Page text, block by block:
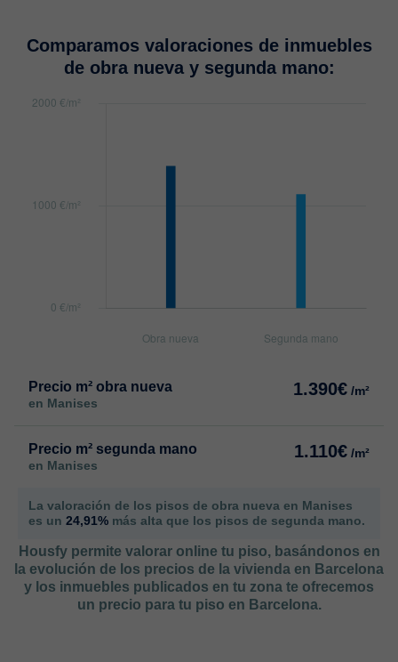
Comparamos valoraciones de inmuebles
de obra nueva y segunda mano:
Precio m² obra nueva
en Manises
1.390€ /m²
Precio m² segunda mano
en Manises
1.110€ /m²
La valoración de los pisos de obra nueva en Manises
es un 24,91% más alta que los pisos de segunda mano.
Housfy permite valorar online tu piso, basándonos en
la evolución de los precios de la vivienda en Barcelona
y los inmuebles publicados en tu zona te ofrecemos
un precio para tu piso en Barcelona.